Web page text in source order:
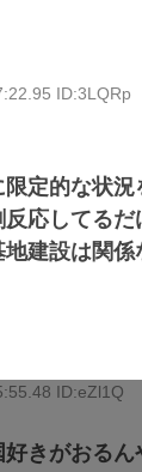
ID:3LQRp
定的な状
応してるだ
建設は関係
ID:eZl1Q
きがおるん